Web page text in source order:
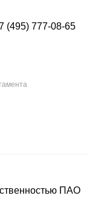
(495) 777-08-65
ПАО